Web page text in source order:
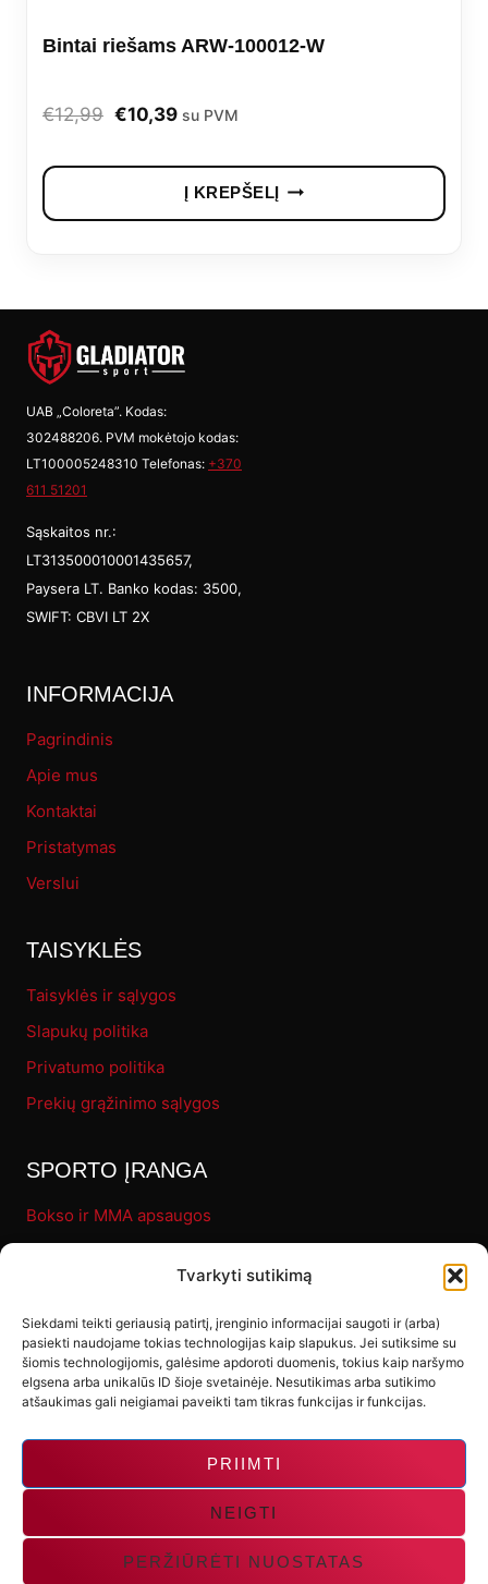
Tvarkyti sutikimą
Siekdami teikti geriausią patirtį, įrenginio informacijai saugoti ir (arba)
pasiekti naudojame tokias technologijas kaip slapukus. Jei sutiksime su
šiomis technologijomis, galėsime apdoroti duomenis, tokius kaip naršymo
elgsena arba unikalūs ID šioje svetainėje. Nesutikimas arba sutikimo
atšaukimas gali neigiamai paveikti tam tikras funkcijas ir funkcijas.
PRIIMTI
NEIGTI
PERŽIŪRĖTI NUOSTATAS
Bintai riešams ARW-100012-W
€12,99 Original
€12,99.
€10,39Current
is:
€10,39.
su PVM
Į KREPŠELĮ
UAB „Coloreta”. Kodas:
302488206. PVM mokėtojo kodas:
LT100005248310 Telefonas: +370
611 51201
Sąskaitos nr.:
LT313500010001435657,
Paysera LT. Banko kodas: 3500,
SWIFT: CBVI LT 2X
INFORMACIJA
Pagrindinis
Apie mus
Kontaktai
Pristatymas
Verslui
TAISYKLĖS
Taisyklės ir sąlygos
Slapukų politika
Privatumo politika
Prekių grąžinimo sąlygos
SPORTO ĮRANGA
Bokso ir MMA apsaugos
Fitness
Letenos ir makivaros
Kiti produktai